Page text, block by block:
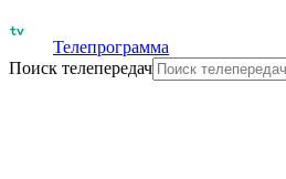
Телепрограмма
Поиск телепередач